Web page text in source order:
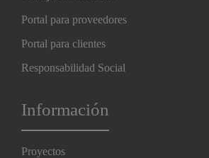
Portal para proveedores
Portal para clientes
Responsabilidad Social
Información
Proyectos